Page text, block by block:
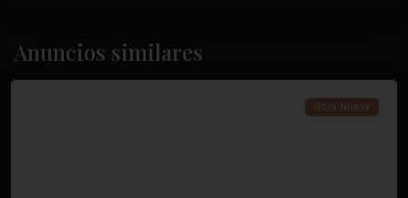
Anuncios similares
Torrevieja
Obra Nueva